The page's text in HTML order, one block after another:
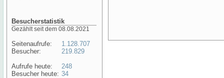
Besucherstatistik
Gezählt seit dem 08.08.2021
Seitenaufrufe:
Besucher:
Aufrufe heute:
Besucher heute:
1.128.707
219.829
248
34